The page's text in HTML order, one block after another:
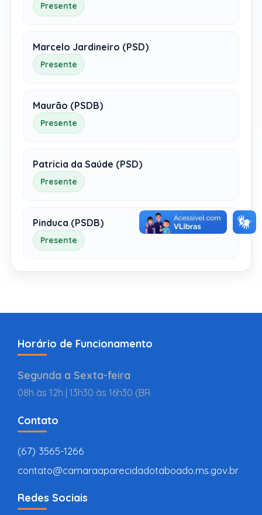
Presente
Marcelo Jardineiro (PSD)
Presente
Maurão (PSDB)
Presente
Patricia da Saúde (PSD)
Presente
Pinduca (PSDB)
Presente
Horário de Funcionamento
Segunda a Sexta-feira
08h às 12h | 13h30 às 16h30 (BR
Contato
(67) 3565-1266
contato@camaraaparecidadotaboado.ms.gov.br
Redes Sociais